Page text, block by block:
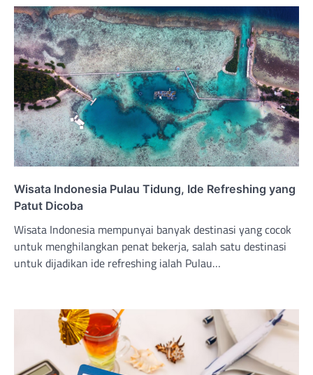
Wisata Indonesia Pulau Tidung, Ide Refreshing yang
Patut Dicoba
Wisata Indonesia mempunyai banyak destinasi yang cocok
untuk menghilangkan penat bekerja, salah satu destinasi
untuk dijadikan ide refreshing ialah Pulau…